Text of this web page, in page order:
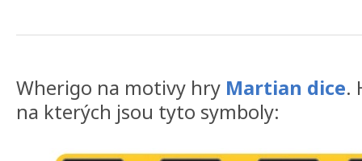
Wherigo na motivy hry Martian dice.
na kterých jsou tyto symboly: